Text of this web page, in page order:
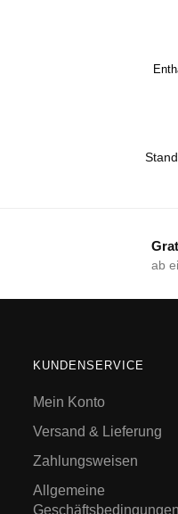
ab
KUNDENSERVICE
Mein Konto
Versand & Lieferung
Zahlungsweisen
Allgemeine
Geschäftsbedingungen